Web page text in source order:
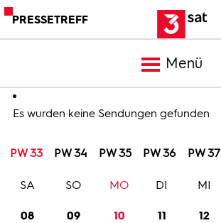
PRESSETREFF
Menü
Meldungen
Programm
Es wurden keine Sendungen gefunden
PW 33 PW 34 PW 35 PW 36 PW 37
08
SA
09
SO
10
MO
11
DI
12
MI